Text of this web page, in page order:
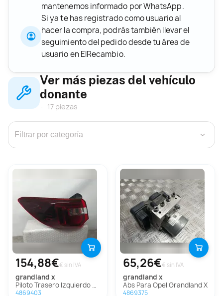
mantenemos informado por WhatsApp.
Si ya te has registrado como usuario al
hacer la compra, podrás también llevar el
seguimiento del pedido desde tu área de
usuario en ElRecambio.
Ver más piezas del vehículo
donante
17 piezas
›
154,88€€ sin IVA
grandland x
Piloto Trasero Izquierdo Para Opel Grandland X
4869403
65,26€€ sin IVA
grandland x
Abs Para Opel Grandland X
4869375